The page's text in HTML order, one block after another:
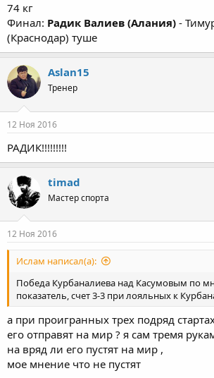
74 кг
Финал: Радик Валиев (Алания) -
(Краснодар) туше
Aslan15
Тренер
12 Ноя 2016
РАДИК!!!!!!!!!
timad
Мастер спорта
12 Ноя 2016
Ислам написал(а):
Победа Курбаналиева над Касумовым по
показатель, счет 3-3 при лояльных к
а при проигранных трех подряд
его отправят на мир ? я сам тремя
на вряд ли его пустят на мир ,
мое мнение что не пустят